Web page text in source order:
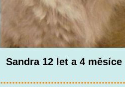
Sandra 12 let a 4 měsíce